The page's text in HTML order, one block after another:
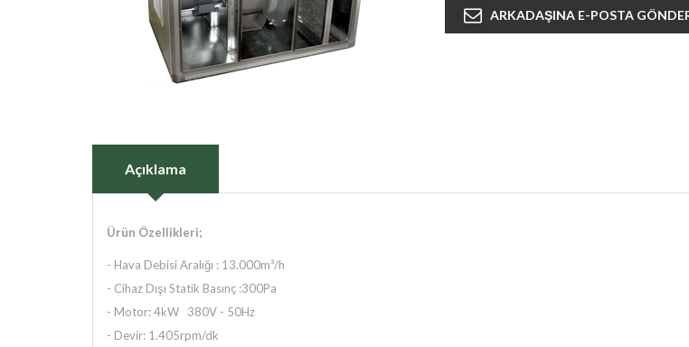
Açıklama
Ürün Özellikleri;
- Hava Debisi Aralığı : 13.000m³/h
- Cihaz Dışı Statik Basınç :300Pa
- Motor: 4kW 380V - 50Hz
- Devir: 1.405rpm/dk